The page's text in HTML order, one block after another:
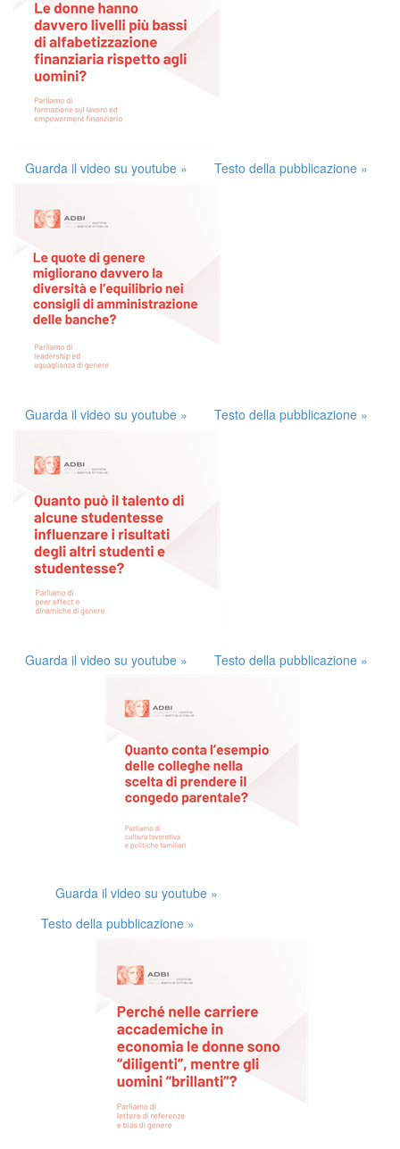
Guarda il video su youtube » Testo della pubblicazione »
Guarda il video su youtube » Testo della pubblicazione »
Guarda il video su youtube » Testo della pubblicazione »
Guarda il video su youtube »
Testo della pubblicazione »